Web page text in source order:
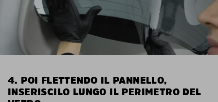
4. POI FLETTENDO IL PANNELLO,
INSERISCILO LUNGO IL PERIMETRO DEL